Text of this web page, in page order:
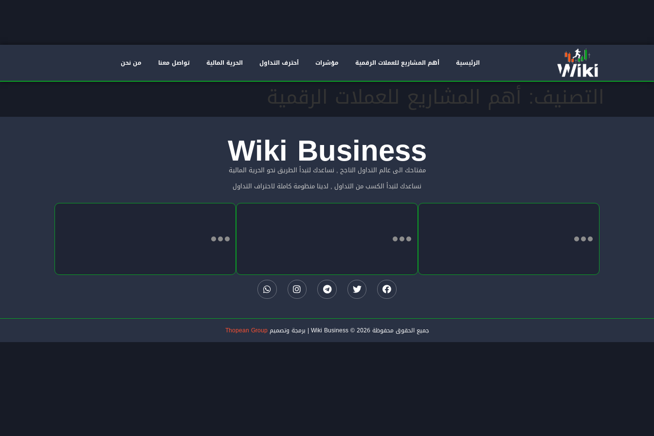
الرئيسية أهم المشاريع للعملات الرقمية مؤشرات أحترف التداول الحرية المالية تواصل معنا من نحن
التصنيف: أهم المشاريع للعملات الرقمية
Wiki Business
مفتاحك الى عالم التداول الناجح , نساعدك لتبدأ الطريق نحو الحرية المالية
نساعدك لتبدأ الكسب من التداول , لدينا منظومة كاملة لاحتراف التداول
جميع الحقوق محفوظة Wiki Business © 2026 | برمجة وتصميم Thopean Group